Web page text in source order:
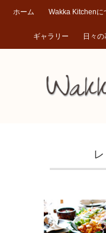
ホーム Wakka Kitchenに
ギャラリー 日々の